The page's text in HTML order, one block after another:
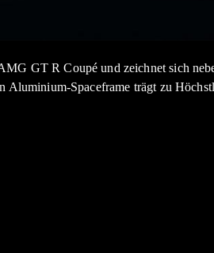
GT R Coupé und zeichnet sich
Spaceframe trägt zu